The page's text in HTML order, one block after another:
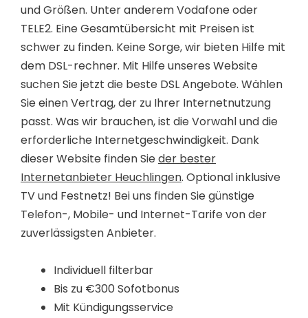
und Größen. Unter anderem Vodafone oder
TELE2. Eine Gesamtübersicht mit Preisen ist
schwer zu finden. Keine Sorge, wir bieten Hilfe mit
dem DSL-rechner. Mit Hilfe unseres Website
suchen Sie jetzt die beste DSL Angebote. Wählen
Sie einen Vertrag, der zu Ihrer Internetnutzung
passt. Was wir brauchen, ist die Vorwahl und die
erforderliche Internetgeschwindigkeit. Dank
dieser Website finden Sieder bester
Internetanbieter Heuchlingen. Optional inklusive
TV und Festnetz! Bei uns finden Sie günstige
Telefon-, Mobile- und Internet-Tarife von der
zuverlässigsten Anbieter.
Individuell filterbar
Bis zu €300 Sofotbonus
Mit Kündigungsservice